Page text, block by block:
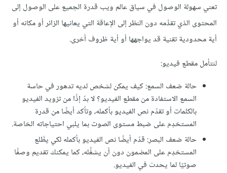
تعني سهولة الوصول في سياق عالم ويب قدرة الجميع على الوصول إلى
المحتوى الذي تقدِّمه دون النظر إلى الإعاقة التي يعانيها الزائر أو مكانه أو
أية محدودية تقنية قد يواجهها أو أية ظروف أخرى.
لنتأمل مقطع فيديو:
حالة ضعف السمع: كيف يمكن لشخص لديه تدهور في حاسة
السمع الاستفادة من مقطع الفيديو؟ لا بدّ إذًا من تزويد الفيديو
بالكلمات أو تقدّم نص الفيديو بأكمله، وتأكد أيضًا من قدرة
المستخدِم على ضبط مستوى الصوت بما يلبي احتياجاته الخاصة.
حالة ضعف البصر: قدّم أيضًا نص الفيديو بأكمله لكي يطَّلع
المستخدِم على المضمون دون أن يشغِّله، كما يمكنك تقديم وصفًا
صوتيًا لما يحدث في الفيديو.